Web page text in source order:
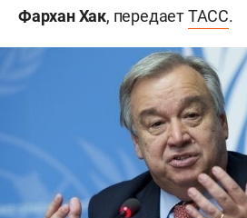
Фархан Хак, передаетТАСС.